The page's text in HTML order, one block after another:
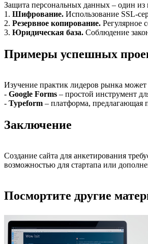
Защита персональных данных – один из
1. Шифрование. Использование SSL-
2. Резервное копирование. Регулярное
3. Юридическая база. Соблюдение
Примеры успешных
Изучение практик лидеров рынка
- Google Forms – простой инструмент
- Typeform – платформа, предлагающая
Заключение
Создание сайта для анкетирования
возможностью для стартапа или
Посмортите другие